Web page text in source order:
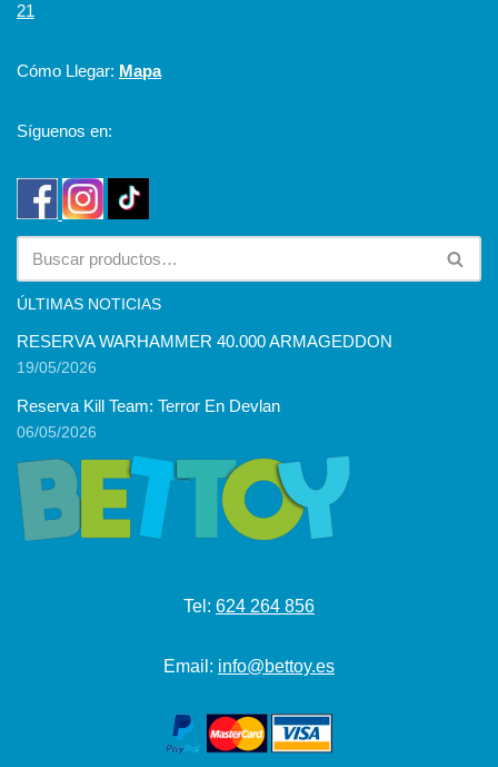
21
Cómo Llegar: Mapa
Síguenos en:
ÚLTIMAS NOTICIAS
RESERVA WARHAMMER 40.000 ARMAGEDDON
19/05/2026
Reserva Kill Team: Terror En Devlan
06/05/2026
Tel: 624 264 856
Email: info@bettoy.es